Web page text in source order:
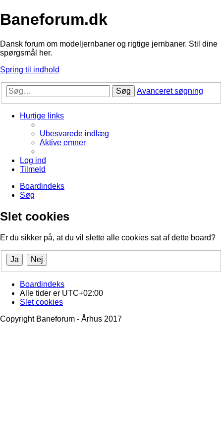
Baneforum.dk
Dansk forum om modeljernbaner og rigtige jernbaner. Stil dine
spørgsmål her.
Spring til indhold
Søg Avanceret søgning
Hurtige links
Ubesvarede indlæg
Aktive emner
Log ind
Tilmeld
Boardindeks
Søg
Slet cookies
Er du sikker på, at du vil slette alle cookies sat af dette board?
Boardindeks
Alle tider er UTC+02:00
Slet cookies
Copyright Baneforum - Århus 2017